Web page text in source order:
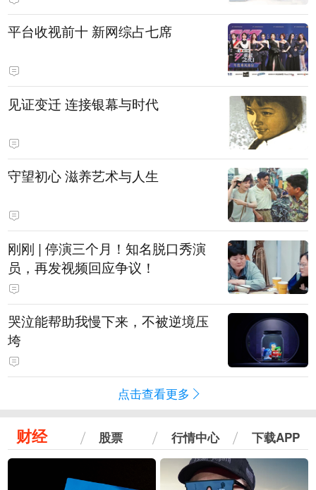
平台收视前十 新网综占七席
见证变迁 连接银幕与时代
守望初心 滋养艺术与人生
刚刚 | 停演三个月！知名脱口秀演
员，再发视频回应争议！
哭泣能帮助我慢下来，不被逆境压
垮
点击查看更多
财经 股票 行情中心 下载APP